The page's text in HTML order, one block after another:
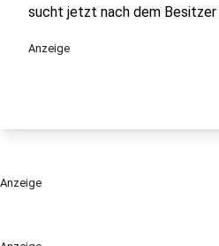
sucht jetzt nach dem Besitzer
Anzeige
Anzeige